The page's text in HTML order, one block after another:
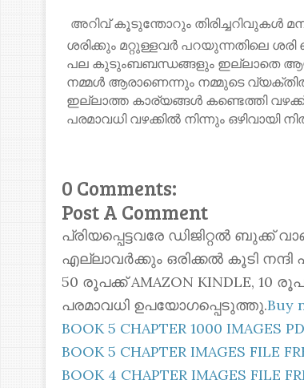
അറിവ് കൂടുന്തോറും തിരിച്ചറിവുകൾ
ശരിക്കും മറ്റുള്ളവർ പറയുന്നതിലെ ശരി
പല കുടുംബബന്ധങ്ങളും ഇല്ലാതെ
നമ്മൾ ആരാണെന്നും നമ്മുടെ
ഇല്ലാത്ത കാര്യങ്ങൾ കണ്ടെത്തി വഴക്ക്
പരമാവധി വഴക്കിൽ നിന്നും ഒഴിവായി
0 Comments:
Post A Comment
പ്രിയപ്പെട്ടവരേ ഡിജിറ്റൽ ബുക്ക്
എല്ലാവർക്കും ഒരിക്കൽ കൂടി
50 രൂപക്ക് AMAZON KINDLE, 10
പരമാവധി ഉപയോഗപ്പെടുത്തു.Buy
BOOK 5 CHAPTER 1000 IMAGES
BOOK 5 CHAPTER IMAGES FILE
BOOK 4 CHAPTER IMAGES FILE